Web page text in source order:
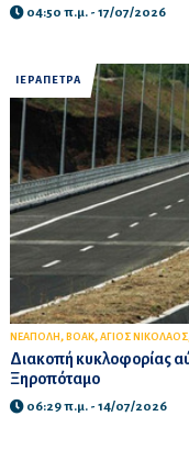
04:50 π.μ. - 17/07/2026
ΙΕΡΑΠΕΤΡΑ
ΝΕΑΠΟΛΗ , ΒΟΑΚ, ΑΓΙΟΣ ΝΙΚΟΛΑΟΣ
Διακοπή κυκλοφορίας
Ξηροπόταμο
06:29 π.μ. - 14/07/2026